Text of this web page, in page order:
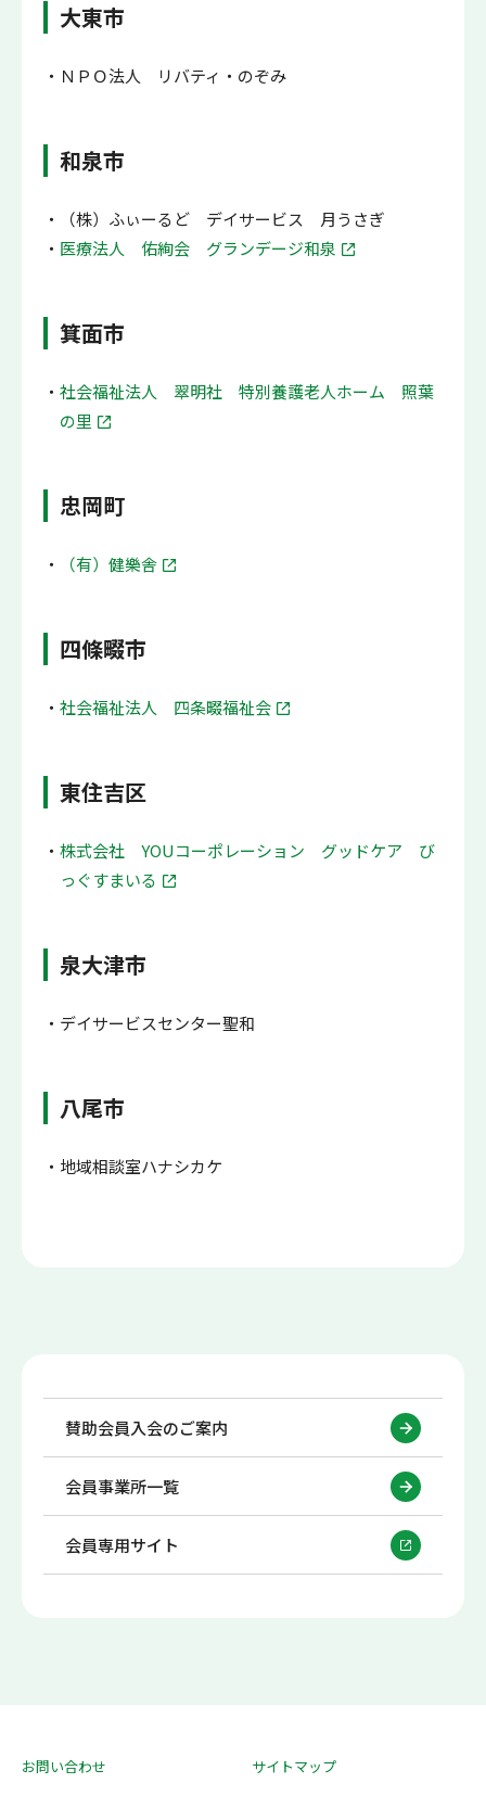
賛助会員入会のご案内
会員事業所一覧
会員専用サイト
大東市
ＮＰＯ法人 リバティ・のぞみ
和泉市
（株）ふぃーるど デイサービス 月うさぎ
医療法人 佑絢会 グランデージ和泉
箕面市
社会福祉法人 翠明社 特別養護老人ホーム 照葉
の里
忠岡町
（有）健樂舎
四條畷市
社会福祉法人 四条畷福祉会
東住吉区
株式会社 YOUコーポレーション グッドケア び
っぐすまいる
泉大津市
デイサービスセンター聖和
八尾市
地域相談室ハナシカケ
お問い合わせ サイトマップ